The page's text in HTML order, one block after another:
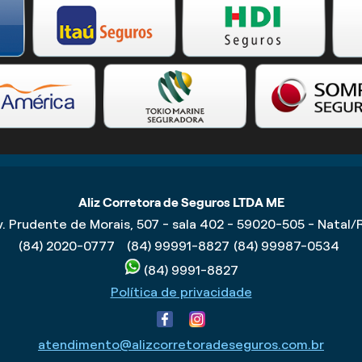
Aliz Corretora de Seguros LTDA ME
Prudente de Morais, 507 - sala 402 - 59020-505 - Natal/
(84) 2020-0777
(84) 99991-8827 (84) 99987-0534
(84) 9991-8827
Política de privacidade
atendimento@alizcorretoradeseguros.com.br